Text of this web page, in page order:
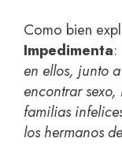
Como bien
Impedimenta:
en ellos, junto
encontrar
familias
los hermanos